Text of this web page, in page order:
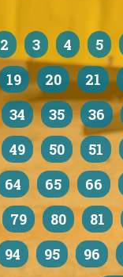
2 3 4 5
19 20 21
34 35 36
49 50 51
64 65 66
79 80 81
94 95 96